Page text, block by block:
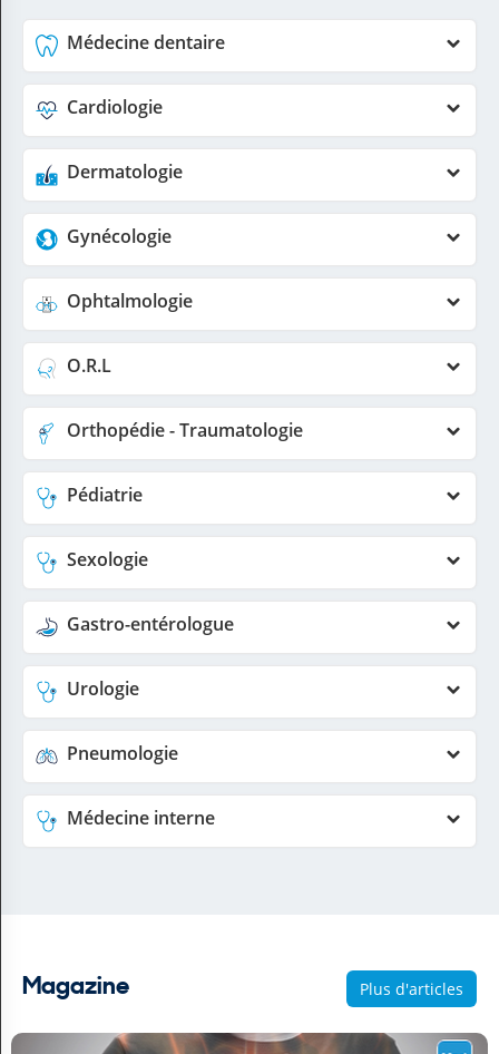
Médecine dentaire
Cardiologie
Dermatologie
Gynécologie
Ophtalmologie
O.R.L
Orthopédie - Traumatologie
Pédiatrie
Sexologie
Gastro-entérologue
Urologie
Pneumologie
Médecine interne
Plus d'articles
Magazine